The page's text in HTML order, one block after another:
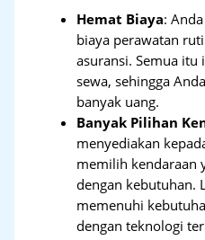
Hemat Biaya:
biaya perawatan
asuransi. Semua itu
sewa, sehingga
banyak uang.
Banyak Pilihan
menyediakan
memilih kendaraan
dengan kebutuhan.
memenuhi
dengan teknologi